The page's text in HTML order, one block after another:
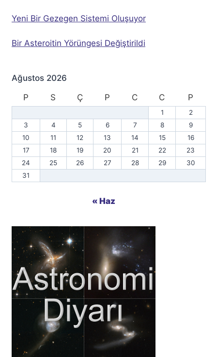
Yeni Bir Gezegen Sistemi Oluşuyor
Bir Asteroitin Yörüngesi Değiştirildi
Ağustos 2026
P
S Ç P C C P
1
2
3
4 5 6 7 8
9
10
11 12 13 14 15
16
17
18 19 20 21 22
23
24
25 26 27 28 29
30
31
« Haz